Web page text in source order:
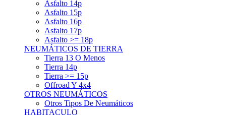
Asfalto 16p
Asfalto 17p
Asfalto >= 18p
NEUMÁTICOS DE TIERRA
Tierra 13 O Menos
Tierra 14p
Tierra >= 15p
Offroad Y 4x4
OTROS NEUMÁTICOS
Otros Tipos De Neumáticos
HABITACULO
Asiento Baquet